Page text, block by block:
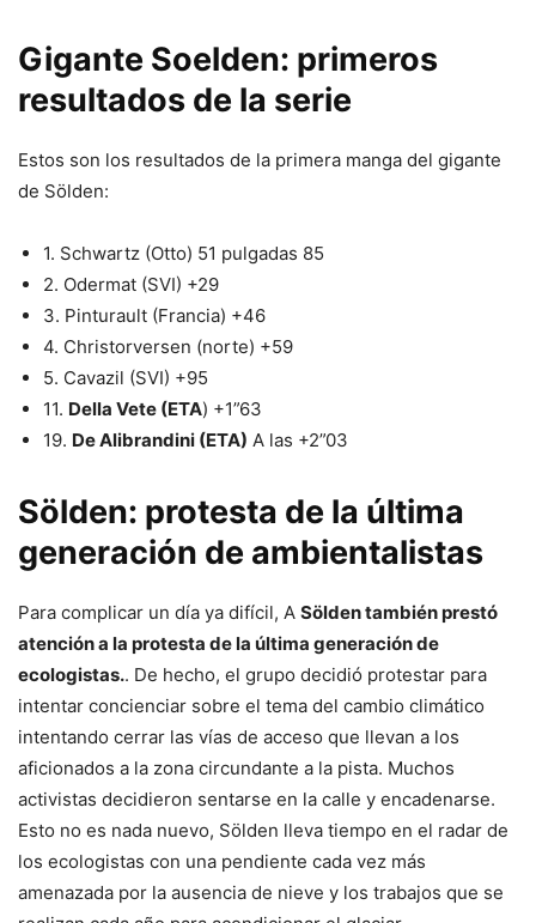
Gigante Soelden: primeros
resultados de la serie
Estos son los resultados de la primera manga del gigante
de Sölden:
1. Schwartz (Otto) 51 pulgadas 85
2. Odermat (SVI) +29
3. Pinturault (Francia) +46
4. Christorversen (norte) +59
5. Cavazil (SVI) +95
11. Della Vete (ETA) +1”63
19. De Alibrandini (ETA) A las +2”03
Sölden: protesta de la última
generación de ambientalistas
Para complicar un día ya difícil, A Sölden también prestó
atención a la protesta de la última generación de
ecologistas.. De hecho, el grupo decidió protestar para
intentar concienciar sobre el tema del cambio climático
intentando cerrar las vías de acceso que llevan a los
aficionados a la zona circundante a la pista. Muchos
activistas decidieron sentarse en la calle y encadenarse.
Esto no es nada nuevo, Sölden lleva tiempo en el radar de
los ecologistas con una pendiente cada vez más
amenazada por la ausencia de nieve y los trabajos que se